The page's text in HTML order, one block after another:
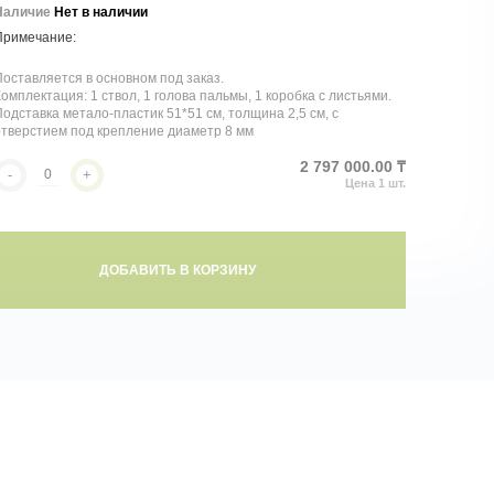
Нет в наличии
в основном под заказ.
1 ствол, 1 голова пальмы, 1 коробка с листьями.
метало-пластик 51*51 см, толщина 2,5 см, с
под крепление диаметр 8 мм
- + 2 797 000.00 ₸
ДОБАВИТЬ В КОРЗИНУ